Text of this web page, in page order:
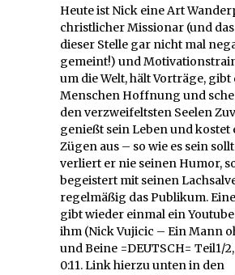
Heute ist Nick eine Art
christlicher Missionar (und
dieser Stelle gar nicht mal
gemeint!) und
um die Welt, hält Vorträge, gibt
Menschen Hoffnung und
den verzweifeltsten Seelen
genießt sein Leben und kostet
Zügen aus – so wie es sein
verliert er nie seinen Humor,
begeistert mit seinen
regelmäßig das Publikum.
gibt wieder einmal ein
ihm (Nick Vujicic – Ein Mann
und Beine =DEUTSCH= Teil1/
0:11. Link hierzu unten in den